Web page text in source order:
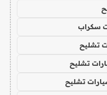
سكراب
تشليح
تشليح
تشليح